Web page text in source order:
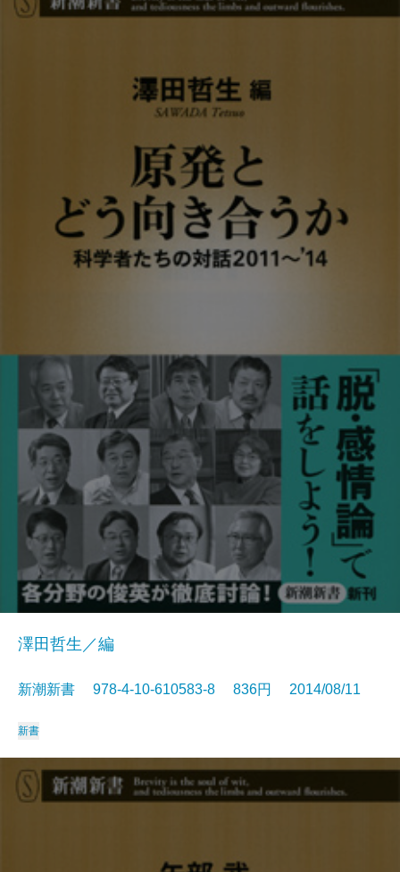
澤田哲生／編
新潮新書 978-4-10-610583-8 836円 2014/08/11
新書